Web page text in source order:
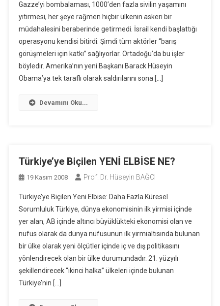
Gazze’yi bombalaması, 1000’den fazla sivilin yaşamını
yitirmesi, her şeye rağmen hiçbir ülkenin askeri bir
müdahalesini beraberinde getirmedi. İsrail kendi başlattığı
operasyonu kendisi bitirdi. Şimdi tüm aktörler “barış
görüşmeleri için katkı” sağlıyorlar. Ortadoğu’da bu işler
böyledir. Amerika’nın yeni Başkanı Barack Hüseyin
Obama’ya tek taraflı olarak saldırılarını sona […]
Devamını Oku...
Türkiye’ye Biçilen YENİ ELBİSE NE?
19 Kasım 2008 Prof. Dr. Hüseyin BAĞCI
Türkiye’ye Biçilen Yeni Elbise: Daha Fazla Küresel
Sorumluluk Türkiye, dünya ekonomisinin ilk yirmisi içinde
yer alan, AB içinde altıncı büyüklükteki ekonomisi olan ve
nüfus olarak da dünya nüfusunun ilk yirmialtısında bulunan
bir ülke olarak yeni ölçütler içinde iç ve dış politikasını
yönlendirecek olan bir ülke durumundadır. 21. yüzyılı
şekillendirecek “ikinci halka” ülkeleri içinde bulunan
Türkiye’nin […]